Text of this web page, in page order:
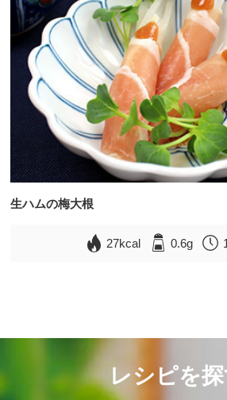
生ハムの梅大根
27kcal 0.6g
レシピを